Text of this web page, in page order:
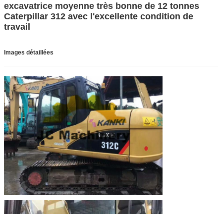
excavatrice moyenne très bonne de 12 tonnes
Caterpillar 312 avec l'excellente condition de
travail
Images détaillées